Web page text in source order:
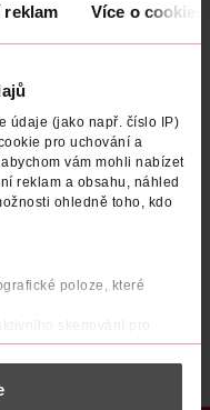
reklam Více o cookies
údaje (jako např. číslo IP)
pro uchování a
vám mohli nabízet
reklam a obsahu, náhled
ohledně toho, kdo
poloze, které
skenování pro
osobní údaje, a nastavte
souhlas můžete kdykoliv
čerpat výhody naplno. Zjistit více